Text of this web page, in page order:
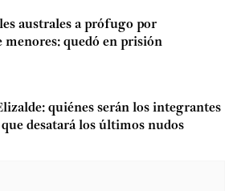
australes a prófugo por
menores: quedó en prisión
quiénes serán los integrantes
desatará los últimos nudos